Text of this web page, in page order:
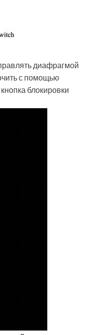
диафрагмой
с помощью
блокировки